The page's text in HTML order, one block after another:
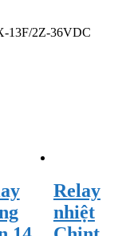
13F/2Z-36VDC
Relay
nhiệt